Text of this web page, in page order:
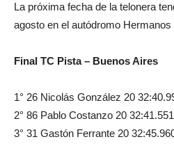
La próxima fecha de la telonera
agosto en el autódromo
Final TC Pista – Buenos Aires
1° 26 Nicolás González 20
2° 86 Pablo Costanzo 20
3° 31 Gastón Ferrante 20